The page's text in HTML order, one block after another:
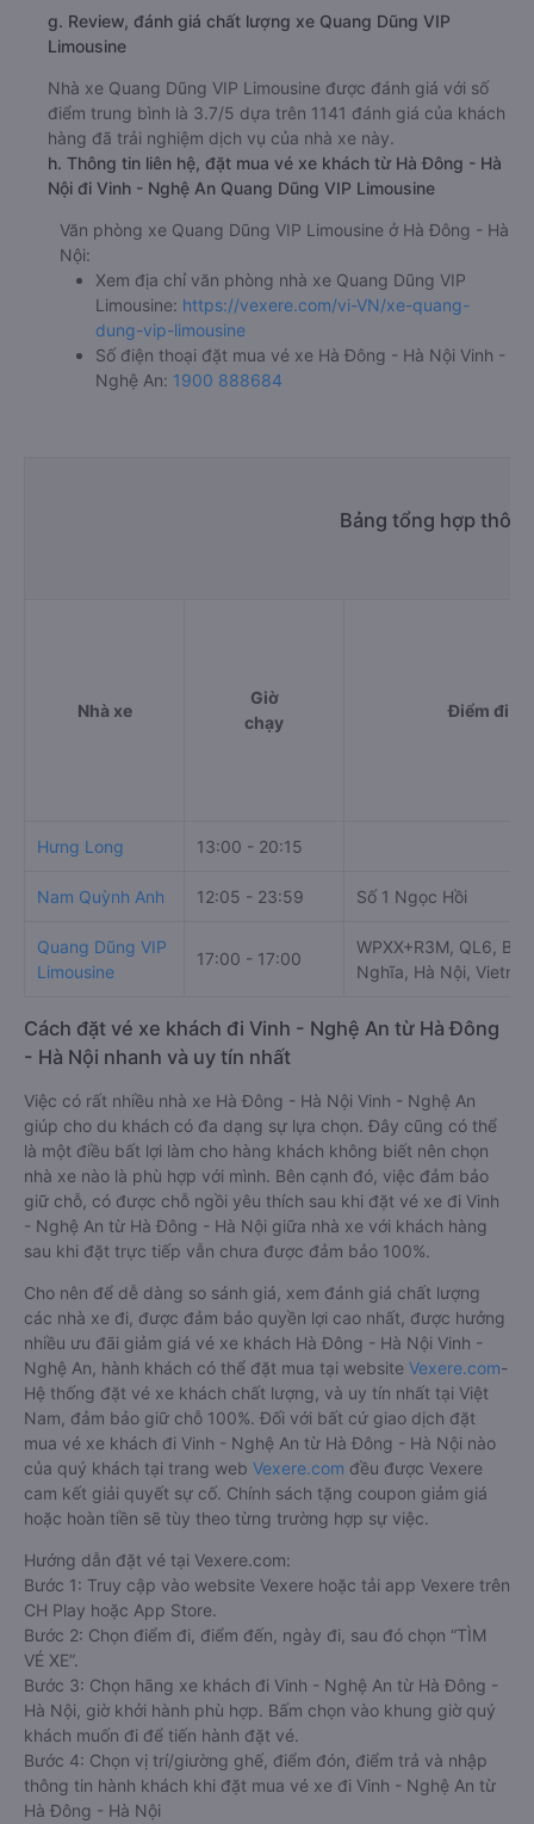
g. Review, đánh giá chất lượng xe Quang Dũng VIP
Limousine
Nhà xe Quang Dũng VIP Limousine được đánh giá với số
điểm trung bình là 3.7/5 dựa trên 1141 đánh giá của khách
hàng đã trải nghiệm dịch vụ của nhà xe này.
h. Thông tin liên hệ, đặt mua vé xe khách từ Hà Đông - Hà
Nội đi Vinh - Nghệ An Quang Dũng VIP Limousine
Văn phòng xe Quang Dũng VIP Limousine ở Hà Đông - Hà
Nội:
Xem địa chỉ văn phòng nhà xe Quang Dũng VIP
Limousine: https://vexere.com/vi-VN/xe-quang-
dung-vip-limousine
Số điện thoại đặt mua vé xe Hà Đông - Hà Nội Vinh -
Nghệ An: 1900 888684
Bảng tổng hợp
Nhà xe
Giờ
chạy
Điểm đi
Hưng Long 13:00 - 20:15
Nam Quỳnh Anh 12:05 - 23:59 Số 1 Ngọc Hồi
Quang Dũng VIP
Limousine
17:00 - 17:00
WPXX+R3M, QL6,
Nghĩa, Hà Nội,
Cách đặt vé xe khách đi Vinh - Nghệ An từ Hà Đông
- Hà Nội nhanh và uy tín nhất
Việc có rất nhiều nhà xe Hà Đông - Hà Nội Vinh - Nghệ An
giúp cho du khách có đa dạng sự lựa chọn. Đây cũng có thể
là một điều bất lợi làm cho hàng khách không biết nên chọn
nhà xe nào là phù hợp với mình. Bên cạnh đó, việc đảm bảo
giữ chỗ, có được chỗ ngồi yêu thích sau khi đặt vé xe đi Vinh
- Nghệ An từ Hà Đông - Hà Nội giữa nhà xe với khách hàng
sau khi đặt trực tiếp vẫn chưa được đảm bảo 100%.
Cho nên để dễ dàng so sánh giá, xem đánh giá chất lượng
các nhà xe đi, được đảm bảo quyền lợi cao nhất, được hưởng
nhiều ưu đãi giảm giá vé xe khách Hà Đông - Hà Nội Vinh -
Nghệ An, hành khách có thể đặt mua tại website Vexere.com-
Hệ thống đặt vé xe khách chất lượng, và uy tín nhất tại Việt
Nam, đảm bảo giữ chỗ 100%. Đối với bất cứ giao dịch đặt
mua vé xe khách đi Vinh - Nghệ An từ Hà Đông - Hà Nội nào
của quý khách tại trang web Vexere.com đều được Vexere
cam kết giải quyết sự cố. Chính sách tặng coupon giảm giá
hoặc hoàn tiền sẽ tùy theo từng trường hợp sự việc.
Hướng dẫn đặt vé tại Vexere.com:
Bước 1: Truy cập vào website Vexere hoặc tải app Vexere trên
CH Play hoặc App Store.
Bước 2: Chọn điểm đi, điểm đến, ngày đi, sau đó chọn “TÌM
VÉ XE”.
Bước 3: Chọn hãng xe khách đi Vinh - Nghệ An từ Hà Đông -
Hà Nội, giờ khởi hành phù hợp. Bấm chọn vào khung giờ quý
khách muốn đi để tiến hành đặt vé.
Bước 4: Chọn vị trí/giường ghế, điểm đón, điểm trả và nhập
thông tin hành khách khi đặt mua vé xe đi Vinh - Nghệ An từ
Hà Đông - Hà Nội